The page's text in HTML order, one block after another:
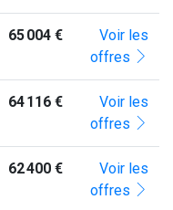
65 004 €
Voir les
offres
64 116 €
Voir les
offres
62 400 €
Voir les
offres